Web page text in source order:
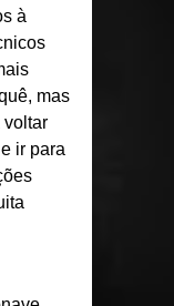
à
mas
voltar
ir para